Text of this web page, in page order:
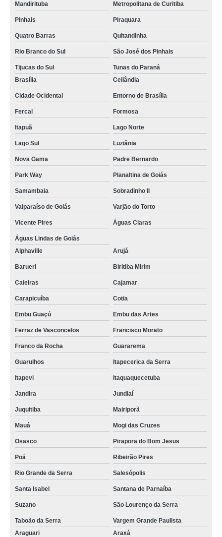
reatores de vidro com flange esmerilhada Salesópolis
empresa especializada em reatores de vidro fixo Extrema
empresa especializada em reatores de vidro fluidizado Nova Friburgo
empresa especializada em reatores de vidro encamisado para laboratório
Luziânia
reatores de vidro encamisado para laboratório valores Correntina
reatores de vidro fluidizado PLANURA
reatores vidro fluidizado Suzano
empresa especializada em reatores de vidro encamisado para laboratório
Colombo
reatores vidro fluidizado valores Itabira
empresa especializada em reatores de vidro com flange esmerilhada
Samambaia
reatores de vidro fixo valores Resende
reatores de vidro com flange esmerilhada Cotia
reatores vidro fluidizado Volta Redonda
reatores de vidro encamisado para laboratório Mesquita
empresa especializada em reatores de vidro fixo Pirapora do Bom Jesus
reatores de vidro temperado valores Quatro Barras
reatores de vidro fixo São João de Meriti
empresa especializada em reatores químicos de vidro para laboratório
Bocaiúva do Sul
empresa especializada em reatores de vidro industrial Brasilândia
reatores de vidro fluidizado valores Ribeirão das Neves
reatores de vidro fluidizado valores Santa Maria da Vitória
empresa especializada em reatores químico vidro Itabira
Mandirituba Metropolitana de Curitiba
Pinhais Piraquara
Quatro Barras Quitandinha
Rio Branco do Sul São José dos Pinhais
Tijucas do Sul
Tunas do Paraná
Brasília
Ceilândia
Cidade Ocidental Entorno de Brasília
Fercal Formosa
Itapuã Lago Norte
Lago Sul Luziânia
Nova Gama Padre Bernardo
Park Way Planaltina de Goiás
Samambaia Sobradinho II
Valparaíso de Goiás Varjão do Torto
Vicente Pires Águas Claras
Águas Lindas de Goiás
Alphaville
Arujá
Barueri Biritiba Mirim
Caieiras Cajamar
Carapicuíba Cotia
Embu Guaçú Embu das Artes
Ferraz de Vasconcelos Francisco Morato
Franco da Rocha Guararema
Guarulhos Itapecerica da Serra
Itapevi Itaquaquecetuba
Jandira Jundiaí
Juquitiba Mairiporã
Mauá Mogi das Cruzes
Osasco Pirapora do Bom Jesus
Poá Ribeirão Pires
Rio Grande da Serra Salesópolis
Santa Isabel Santana de Parnaíba
Suzano São Lourenço da Serra
Taboão da Serra
Vargem Grande Paulista
Araguari
Araxá